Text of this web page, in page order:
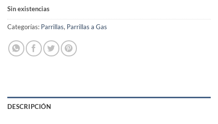
Sin existencias
Categorías: Parrillas, Parrillas a Gas
DESCRIPCIÓN